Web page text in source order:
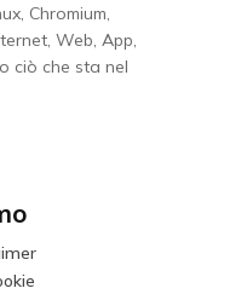
Chromium,
Web, App,
ciò che sta nel